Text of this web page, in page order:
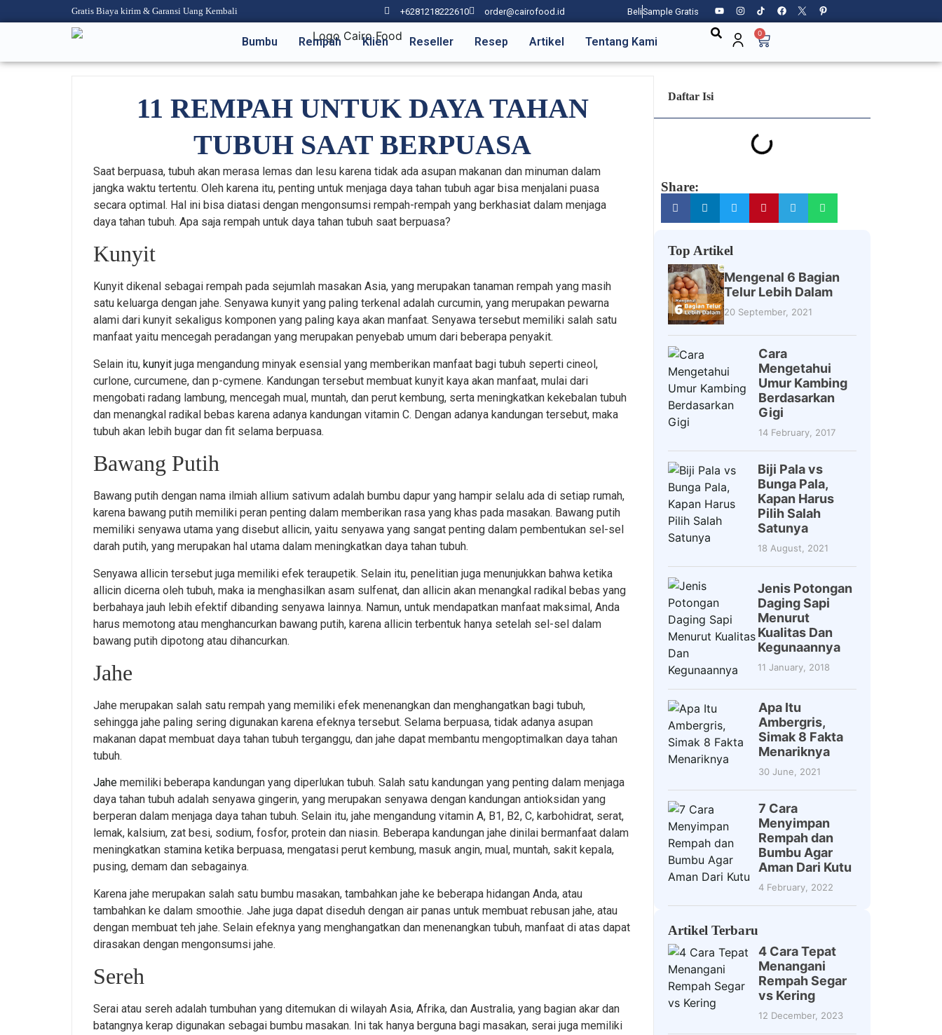
Gratis Biaya kirim & Garansi Uang Kembali +6281218222610 order@cairofood.id BeliSample Gratis
Bumbu Rempah Klien Reseller Resep Artikel Tentang Kami
0
11 REMPAH UNTUK DAYA TAHAN
TUBUH SAAT BERPUASA
Saat berpuasa, tubuh akan merasa lemas dan lesu karena tidak ada asupan makanan dan minuman dalam
jangka waktu tertentu. Oleh karena itu, penting untuk menjaga daya tahan tubuh agar bisa menjalani puasa
secara optimal. Hal ini bisa diatasi dengan mengonsumsi rempah-rempah yang berkhasiat dalam menjaga
daya tahan tubuh. Apa saja rempah untuk daya tahan tubuh saat berpuasa?
Kunyit
Kunyit dikenal sebagai rempah pada sejumlah masakan Asia, yang merupakan tanaman rempah yang masih
satu keluarga dengan jahe. Senyawa kunyit yang paling terkenal adalah curcumin, yang merupakan pewarna
alami dari kunyit sekaligus komponen yang paling kaya akan manfaat. Senyawa tersebut memiliki salah satu
manfaat yaitu mencegah peradangan yang merupakan penyebab umum dari beberapa penyakit.
Selain itu, kunyit juga mengandung minyak esensial yang memberikan manfaat bagi tubuh seperti cineol,
curlone, curcumene, dan p-cymene. Kandungan tersebut membuat kunyit kaya akan manfaat, mulai dari
mengobati radang lambung, mencegah mual, muntah, dan perut kembung, serta meningkatkan kekebalan tubuh
dan menangkal radikal bebas karena adanya kandungan vitamin C. Dengan adanya kandungan tersebut, maka
tubuh akan lebih bugar dan fit selama berpuasa.
Bawang Putih
Bawang putih dengan nama ilmiah allium sativum adalah bumbu dapur yang hampir selalu ada di setiap rumah,
karena bawang putih memiliki peran penting dalam memberikan rasa yang khas pada masakan. Bawang putih
memiliki senyawa utama yang disebut allicin, yaitu senyawa yang sangat penting dalam pembentukan sel-sel
darah putih, yang merupakan hal utama dalam meningkatkan daya tahan tubuh.
Senyawa allicin tersebut juga memiliki efek teraupetik. Selain itu, penelitian juga menunjukkan bahwa ketika
allicin dicerna oleh tubuh, maka ia menghasilkan asam sulfenat, dan allicin akan menangkal radikal bebas yang
berbahaya jauh lebih efektif dibanding senyawa lainnya. Namun, untuk mendapatkan manfaat maksimal, Anda
harus memotong atau menghancurkan bawang putih, karena allicin terbentuk hanya setelah sel-sel dalam
bawang putih dipotong atau dihancurkan.
Jahe
Jahe merupakan salah satu rempah yang memiliki efek menenangkan dan menghangatkan bagi tubuh,
sehingga jahe paling sering digunakan karena efeknya tersebut. Selama berpuasa, tidak adanya asupan
makanan dapat membuat daya tahan tubuh terganggu, dan jahe dapat membantu mengoptimalkan daya tahan
tubuh.
Jahe memiliki beberapa kandungan yang diperlukan tubuh. Salah satu kandungan yang penting dalam menjaga
daya tahan tubuh adalah senyawa gingerin, yang merupakan senyawa dengan kandungan antioksidan yang
berperan dalam menjaga daya tahan tubuh. Selain itu, jahe mengandung vitamin A, B1, B2, C, karbohidrat, serat,
lemak, kalsium, zat besi, sodium, fosfor, protein dan niasin. Beberapa kandungan jahe dinilai bermanfaat dalam
meningkatkan stamina ketika berpuasa, mengatasi perut kembung, masuk angin, mual, muntah, sakit kepala,
pusing, demam dan sebagainya.
Karena jahe merupakan salah satu bumbu masakan, tambahkan jahe ke beberapa hidangan Anda, atau
tambahkan ke dalam smoothie. Jahe juga dapat diseduh dengan air panas untuk membuat rebusan jahe, atau
dengan membuat teh jahe. Selain efeknya yang menghangatkan dan menenangkan tubuh, manfaat di atas dapat
dirasakan dengan mengonsumsi jahe.
Sereh
Serai atau sereh adalah tumbuhan yang ditemukan di wilayah Asia, Afrika, dan Australia, yang bagian akar dan
batangnya kerap digunakan sebagai bumbu masakan. Ini tak hanya berguna bagi masakan, serai juga memiliki
Daftar Isi
Share:
Top Artikel
Mengenal 6 Bagian
Telur Lebih Dalam
20 September, 2021
Cara
Mengetahui
Umur Kambing
Berdasarkan
Gigi
14 February, 2017
Biji Pala vs
Bunga Pala,
Kapan Harus
Pilih Salah
Satunya
18 August, 2021
Jenis Potongan
Daging Sapi
Menurut
Kualitas Dan
Kegunaannya
11 January, 2018
Apa Itu
Ambergris,
Simak 8 Fakta
Menariknya
30 June, 2021
7 Cara
Menyimpan
Rempah dan
Bumbu Agar
Aman Dari Kutu
4 February, 2022
Artikel Terbaru
4 Cara Tepat
Menangani
Rempah Segar
vs Kering
12 December, 2023